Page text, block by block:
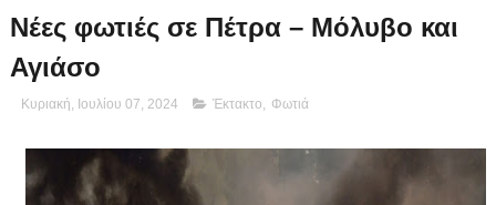
Νέες φωτιές σε Πέτρα – Μόλυβο και
Αγιάσο
Κυριακή, Ιουλίου 07, 2024 Έκτακτο Φωτιά